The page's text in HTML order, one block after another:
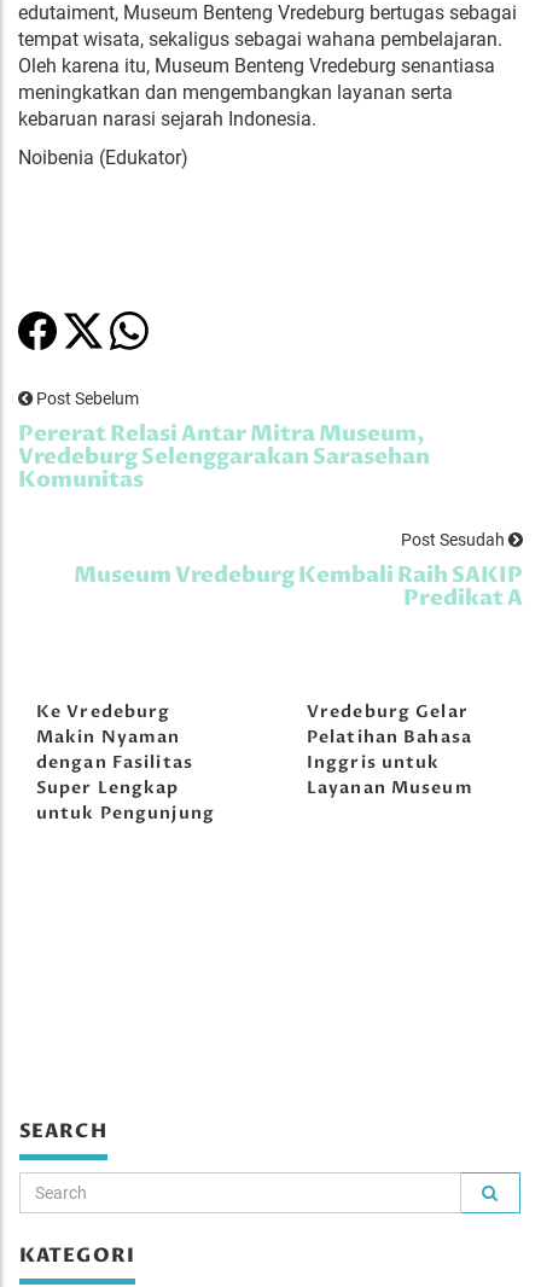
edutaiment, Museum Benteng Vredeburg bertugas sebagai
tempat wisata, sekaligus sebagai wahana pembelajaran.
Oleh karena itu, Museum Benteng Vredeburg senantiasa
meningkatkan dan mengembangkan layanan serta
kebaruan narasi sejarah Indonesia.
Noibenia (Edukator)
Post Sebelum
Pererat Relasi Antar Mitra Museum,
Vredeburg Selenggarakan Sarasehan
Komunitas
Post Sesudah
Museum Vredeburg Kembali Raih SAKIP
Predikat A
Ke Vredeburg
Makin Nyaman
dengan Fasilitas
Super Lengkap
untuk Pengunjung
Vredeburg Gelar
Pelatihan Bahasa
Inggris untuk
Layanan Museum
SEARCH
KATEGORI